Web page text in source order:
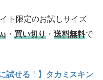
ト限定のお試しサイズ
) ・ 買い切り ・ 送料無料で
試せる！】タカミスキン